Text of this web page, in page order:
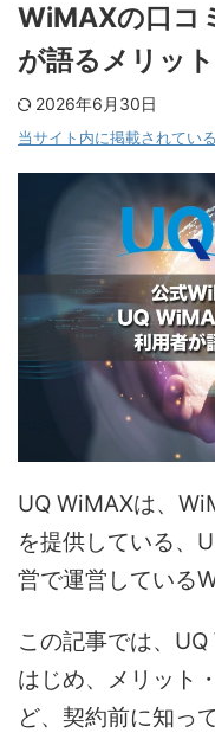
WiMAXの口コ
が語るメリッ
2026年6月30日
当サイト内に掲載されてい
UQ WiMAXは、
を提供している、
営で運営している
この記事では、
はじめ、メリット
ど、契約前に知っ